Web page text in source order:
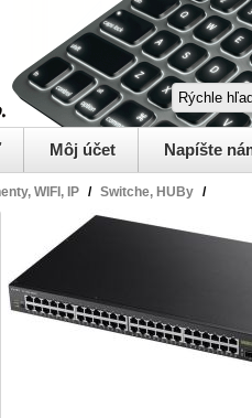
Môj účet Napíšte
WIFI, IP / Switche, HUBy /